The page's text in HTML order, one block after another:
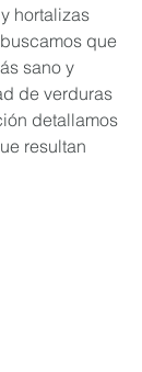
hortalizas
que
sano y
de verduras
detallamos
resultan